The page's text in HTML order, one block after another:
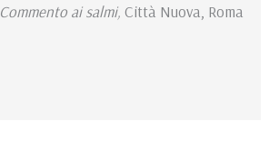
Commento ai salmi,Città Nuova, Roma